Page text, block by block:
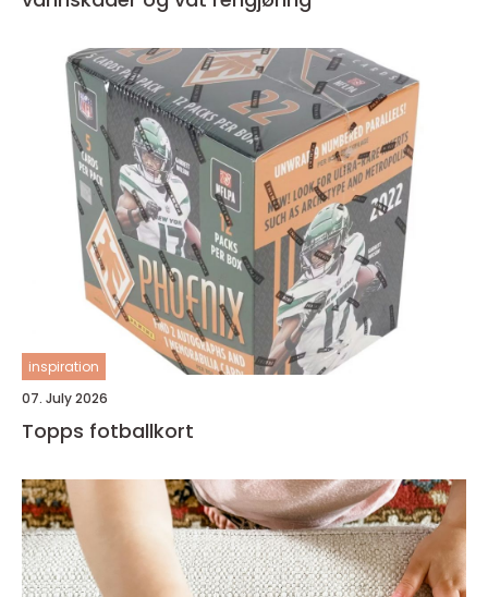
inspiration
07. July 2026
Topps fotballkort